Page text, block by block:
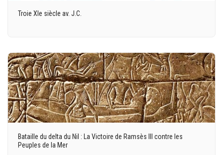
Troie XIe siècle av. J.C.
Bataille du delta du Nil : La Victoire de Ramsès III contre les
Peuples de la Mer